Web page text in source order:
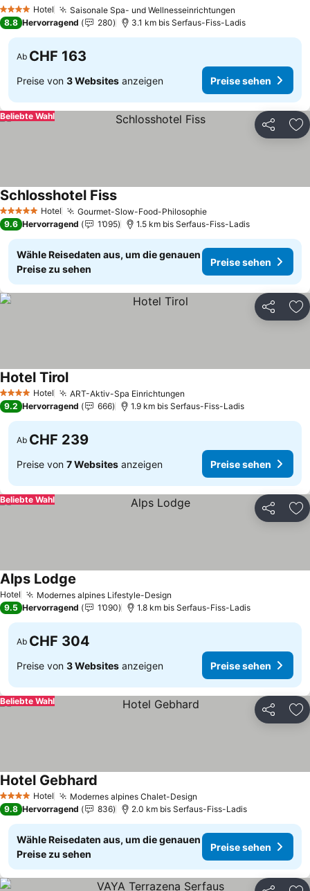
4 Sterne Hotel Saisonale Spa- und Wellnesseinrichtungen
8.8 Hervorragend 280 3.1 km bis Serfaus-Fiss-Ladis
Ab CHF 163
Preise von 3 Websites anzeigen Preise sehen
Teilen
Beliebte Wahl
5 Sterne Hotel Gourmet-Slow-Food-Philosophie
Schlosshotel Fiss
9.6 Hervorragend 1’095 1.5 km bis Serfaus-Fiss-Ladis
Wähle Reisedaten aus, um die genauen
Preise zu sehen
Preise sehen
Teilen
4 Sterne Hotel ART-Aktiv-Spa Einrichtungen
Hotel Tirol
9.2 Hervorragend 666 1.9 km bis Serfaus-Fiss-Ladis
Ab CHF 239
Preise von 7 Websites anzeigen Preise sehen
Teilen
Beliebte Wahl
Hotel Modernes alpines Lifestyle-Design
Alps Lodge
9.5 Hervorragend 1’090 1.8 km bis Serfaus-Fiss-Ladis
Ab CHF 304
Preise von 3 Websites anzeigen Preise sehen
Teilen
Beliebte Wahl
4 Sterne Hotel Modernes alpines Chalet-Design
Hotel Gebhard
9.8 Hervorragend 836 2.0 km bis Serfaus-Fiss-Ladis
Wähle Reisedaten aus, um die genauen
Preise zu sehen
Preise sehen